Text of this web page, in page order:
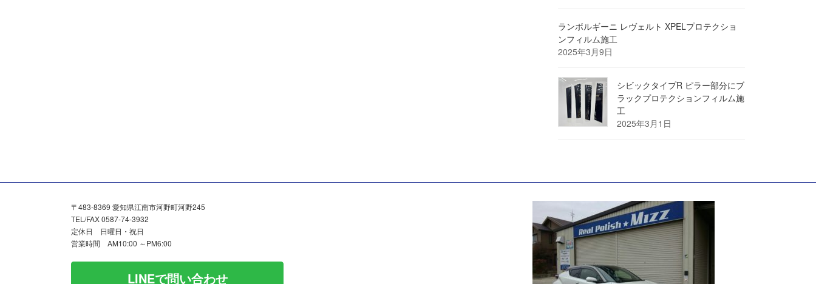
ランボルギーニ レヴェルト XPELプロテクショ
ンフィルム施工
2025年3月9日
シビックタイプR ピラー部分にブ
ラックプロテクションフィルム施
工
2025年3月1日
〒483-8369 愛知県江南市河野町河野245
TEL/FAX 0587-74-3932
定休日 日曜日・祝日
営業時間 AM10:00 ～PM6:00
LINEで問い合わせ